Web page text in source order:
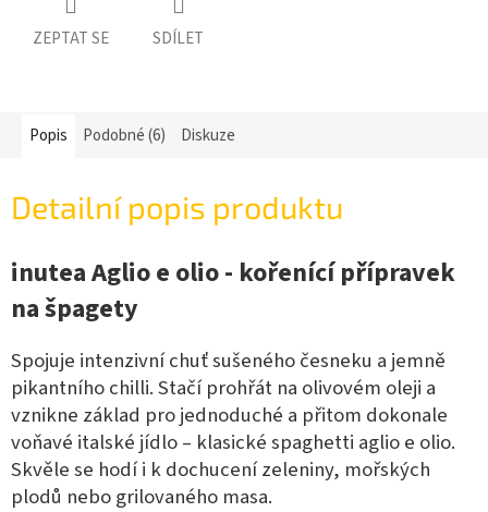
ZEPTAT SE SDÍLET
Popis Podobné (6) Diskuze
Detailní popis produktu
inutea Aglio e olio - kořenící přípravek
na špagety
Spojuje intenzivní chuť sušeného česneku a jemně
pikantního chilli. Stačí prohřát na olivovém oleji a
vznikne základ pro jednoduché a přitom dokonale
voňavé italské jídlo – klasické spaghetti aglio e olio.
Skvěle se hodí i k dochucení zeleniny, mořských
plodů nebo grilovaného masa.